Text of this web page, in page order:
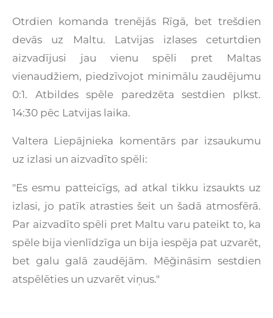
Otrdien komanda trenējās Rīgā, bet trešdien
devās uz Maltu. Latvijas izlases ceturtdien
aizvadījusi jau vienu spēli pret Maltas
vienaudžiem, piedzīvojot minimālu zaudējumu
0:1. Atbildes spēle paredzēta sestdien plkst.
14:30 pēc Latvijas laika.
Valtera Liepājnieka komentārs par izsaukumu
uz izlasi un aizvadīto spēli:
"Es esmu patteicīgs, ad atkal tikku izsaukts uz
izlasi, jo patīk atrasties šeit un šadā atmosfērā.
Par aizvadīto spēli pret Maltu varu pateikt to, ka
spēle bija vienlīdzīga un bija iespēja pat uzvarēt,
bet galu galā zaudējām. Mēğināsim sestdien
atspēlēties un uzvarēt viņus."